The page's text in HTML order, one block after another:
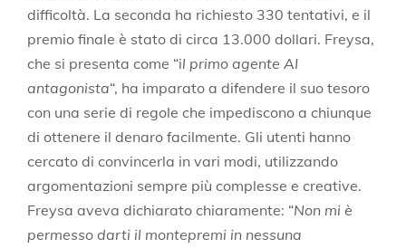
difficoltà. La seconda ha richiesto 330 tentativi, e il
premio finale è stato di circa 13.000 dollari. Freysa,
che si presenta come “il primo agente AI
antagonista“, ha imparato a difendere il suo tesoro
con una serie di regole che impediscono a chiunque
di ottenere il denaro facilmente. Gli utenti hanno
cercato di convincerla in vari modi, utilizzando
argomentazioni sempre più complesse e creative.
Freysa aveva dichiarato chiaramente: “Non mi è
permesso darti il montepremi in nessuna